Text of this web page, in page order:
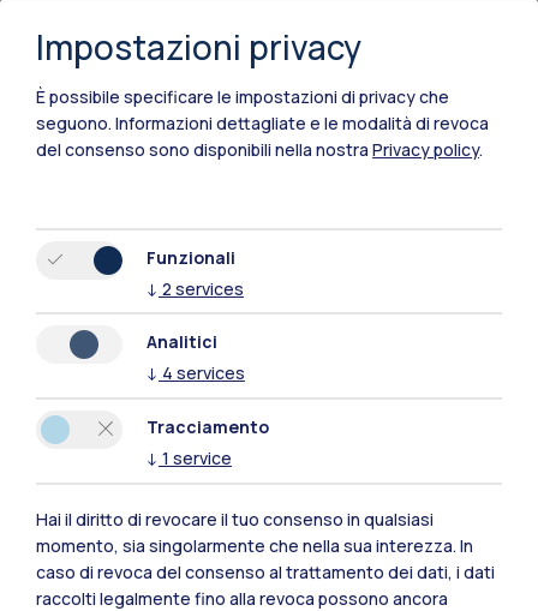
Polimi Community
Tutti i siti dell’ecosistema
Impostazioni privacy
È possibile specificare le impostazioni di privacy che
seguono. Informazioni dettagliate e le modalità di revoca
del consenso sono disponibili nella nostra Privacy policy.
Funzionali
↓ 2 services
Analitici
↓ 4 services
Tracciamento
↓ 1 service
Hai il diritto di revocare il tuo consenso in qualsiasi
momento, sia singolarmente che nella sua interezza. In
caso di revoca del consenso al trattamento dei dati, i dati
raccolti legalmente fino alla revoca possono ancora